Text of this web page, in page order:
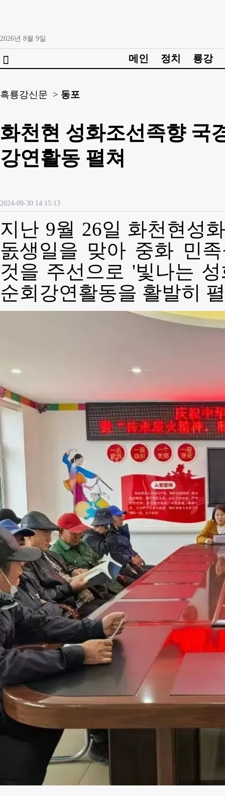
2026년 8월 9일
 메인 정치 룡강
흑룡강신문 > 동포
화천현 성화조선족향 국
강연활동 펼쳐
2024-09-30 14:15:13
지난 9월 26일 화천현성
돐생일을 맞아 중화 민
것을 주선으로 '빛나는
순회강연활동을 활발히